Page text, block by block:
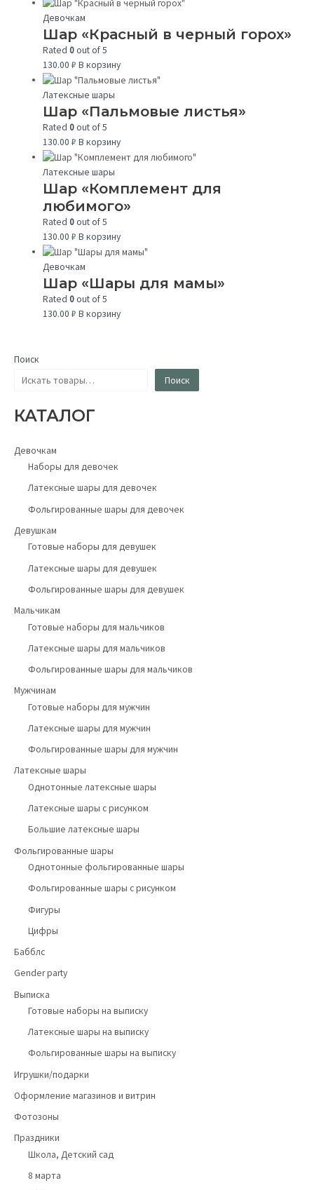
Поиск
Поиск
КАТАЛОГ
Девочкам
Наборы для девочек
Латексные шары для девочек
Фольгированные шары для девочек
Девушкам
Готовые наборы для девушек
Латексные шары для девушек
Фольгированные шары для девушек
Мальчикам
Готовые наборы для мальчиков
Латексные шары для мальчиков
Фольгированные шары для мальчиков
Мужчинам
Готовые наборы для мужчин
Латексные шары для мужчин
Фольгированные шары для мужчин
Латексные шары
Однотонные латексные шары
Латексные шары с рисунком
Большие латексные шары
Фольгированные шары
Однотонные фольгированные шары
Фольгированные шары с рисунком
Фигуры
Цифры
Бабблс
Gender party
Выписка
Готовые наборы на выписку
Латексные шары на выписку
Фольгированные шары на выписку
Игрушки/подарки
Оформление магазинов и витрин
Фотозоны
Праздники
Школа, Детский сад
8 марта
Девочкам
Шар «Красный в черный горох»
Rated0out of 5
130.00₽ В корзину
Латексные шары
Шар «Пальмовые листья»
Rated0out of 5
130.00₽ В корзину
Латексные шары
Шар «Комплемент для
любимого»
Rated0out of 5
130.00₽ В корзину
Девочкам
Шар «Шары для мамы»
Rated0out of 5
130.00₽ В корзину